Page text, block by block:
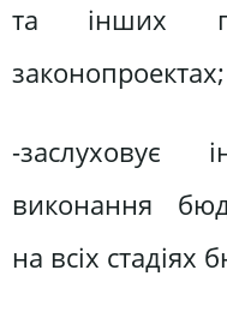
та інших
законопроектах;
-заслуховує
виконання
на всіх стадіях